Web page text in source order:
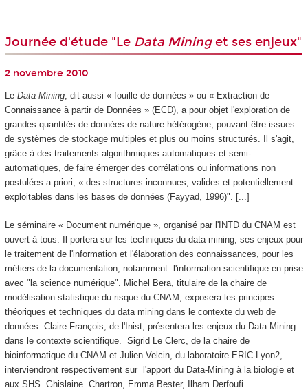
Journée d'étude "Le Data Mininget ses enjeux"
2 novembre 2010
Le Data Mining, dit aussi « fouille de données » ou « Extraction de
Connaissance à partir de Données » (ECD), a pour objet l'exploration de
grandes quantités de données de nature hétérogène, pouvant être issues
de systèmes de stockage multiples et plus ou moins structurés. Il s'agit,
grâce à des traitements algorithmiques automatiques et semi-
automatiques, de faire émerger des corrélations ou informations non
postulées a priori, « des structures inconnues, valides et potentiellement
exploitables dans les bases de données (Fayyad, 1996)". [...]
Le séminaire « Document numérique », organisé par l'INTD du CNAM est
ouvert à tous. Il portera sur les techniques du data mining, ses enjeux pour
le traitement de l'information et l'élaboration des connaissances, pour les
métiers de la documentation, notamment l'information scientifique en prise
avec "la science numérique". Michel Bera, titulaire de la chaire de
modélisation statistique du risque du CNAM, exposera les principes
théoriques et techniques du data mining dans le contexte du web de
données. Claire François, de l'Inist, présentera les enjeux du Data Mining
dans le contexte scientifique. Sigrid Le Clerc, de la chaire de
bioinformatique du CNAM et Julien Velcin, du laboratoire ERIC-Lyon2,
interviendront respectivement sur l'apport du Data-Mining à la biologie et
aux SHS. Ghislaine Chartron, Emma Bester, Ilham Derfoufi